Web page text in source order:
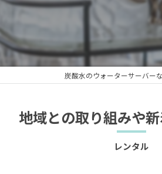
炭酸水のウォーターサーバー
地域との取り組みや
レンタル